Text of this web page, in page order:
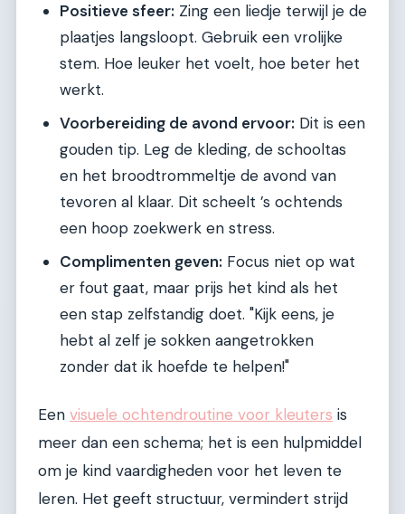
Positieve sfeer: Zing een liedje terwijl je de
plaatjes langsloopt. Gebruik een vrolijke
stem. Hoe leuker het voelt, hoe beter het
werkt.
Voorbereiding de avond ervoor: Dit is een
gouden tip. Leg de kleding, de schooltas
en het broodtrommeltje de avond van
tevoren al klaar. Dit scheelt ’s ochtends
een hoop zoekwerk en stress.
Complimenten geven: Focus niet op wat
er fout gaat, maar prijs het kind als het
een stap zelfstandig doet. "Kijk eens, je
hebt al zelf je sokken aangetrokken
zonder dat ik hoefde te helpen!"
Een visuele ochtendroutine voor kleuters is
meer dan een schema; het is een hulpmiddel
om je kind vaardigheden voor het leven te
leren. Het geeft structuur, vermindert strijd